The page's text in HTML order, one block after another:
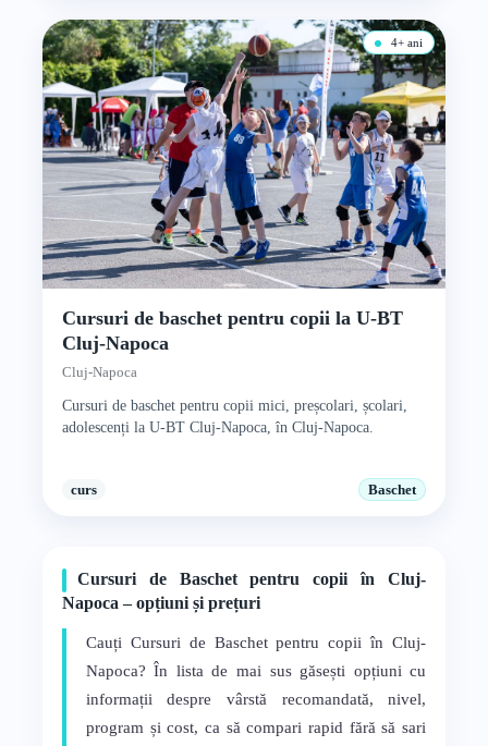
4+ ani
Cursuri de baschet pentru copii la U-BT
Cluj-Napoca
Cluj-Napoca
Cursuri de baschet pentru copii mici, preșcolari, școlari,
adolescenți la U-BT Cluj-Napoca, în Cluj-Napoca.
curs Baschet
Cursuri de Baschet pentru copii în Cluj-
Napoca – opțiuni și prețuri
Cauți Cursuri de Baschet pentru copii în Cluj-
Napoca? În lista de mai sus găsești opțiuni cu
informații despre vârstă recomandată, nivel,
program și cost, ca să compari rapid fără să sari